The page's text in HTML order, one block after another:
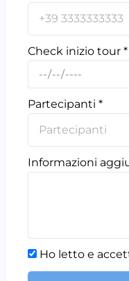
Check inizio tour *
Partecipanti *
Informazioni
Ho letto e